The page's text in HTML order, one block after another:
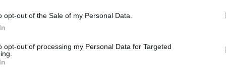
opt-out of the Sale of my Personal Data.
opt-out of processing my Personal Data for Targeted
o certificazione siano riconosciute. Vi
e funzionale
e, in base a quanto espresso nella
distingue in due fasi; la seconda è un passo